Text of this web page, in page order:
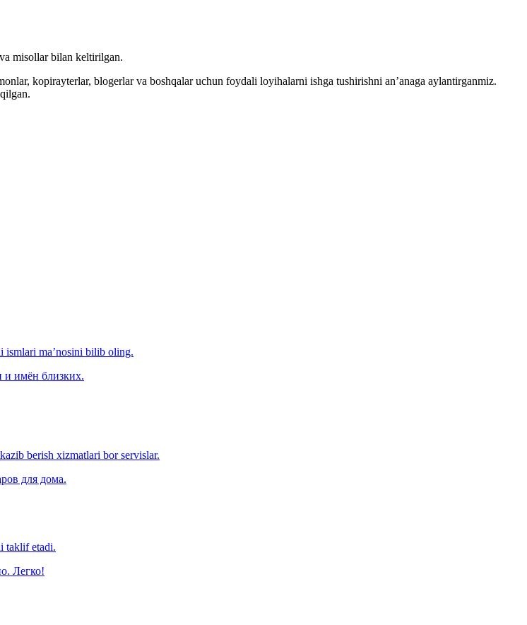
misollar bilan keltirilgan.
kopirayterlar, blogerlar va boshqalar uchun foydali loyihalarni ishga tushirishni an’anaga aylantirganmiz.
ismlari ma’nosini bilib oling.
и имён близких.
berish xizmatlari bor servislar.
для дома.
taklif etadi.
Легко!